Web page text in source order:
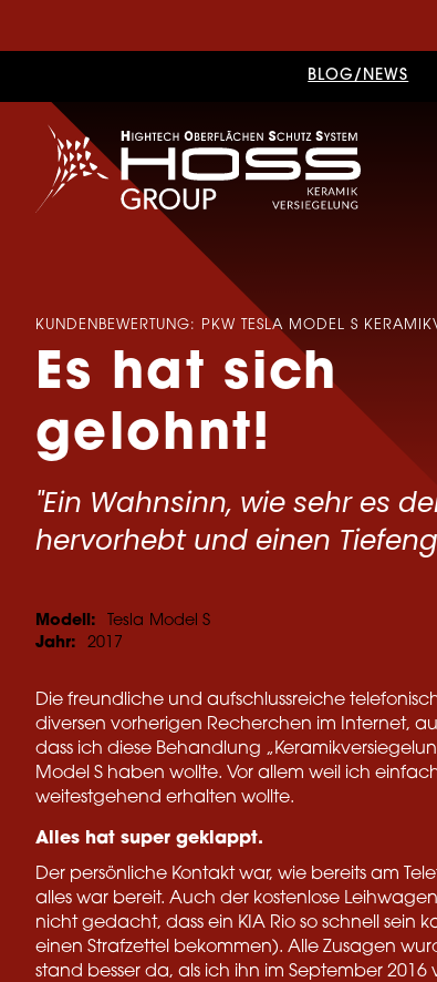
BLOG/NEWS
KUNDENBEWERTUNG: PKW TESLA MODEL S
Es hat sich
gelohnt!
"Ein Wahnsinn, wie sehr es
hervorhebt und einen
Modell: Tesla Model S
Jahr:
2017
Die freundliche und aufschlussreiche
diversen vorherigen Recherchen im Internet,
dass ich diese Behandlung
Model S haben wollte. Vor allem weil ich
weitestgehend erhalten wollte.
Alles hat super geklappt.
Der persönliche Kontakt war, wie bereits am
alles war bereit. Auch der kostenlose
nicht gedacht, dass ein KIA Rio so schnell sein
einen Strafzettel bekommen). Alle Zusagen
stand besser da, als ich ihn im September